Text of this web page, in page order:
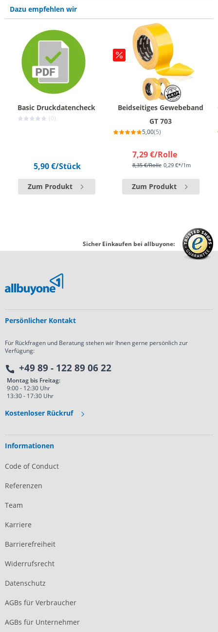
Dazu empfehlen wir
Basic Druckdatencheck
(0)
5,90 €/Stück
Zum Produkt
Beidseitiges Gewebeband
GT 703
5,00(5)
7,29 €/Rolle
8,35 €/Rolle 0,29 €*/1m
Zum Produkt
Sicher Einkaufen bei allbuyone:
Persönlicher Kontakt
Für Rückfragen und Beratung stehen wir Ihnen gerne persönlich zur
Verfügung:
+49 89 - 122 89 06 22
Montag bis Freitag:
9:00 - 12:30 Uhr
13:30 - 17:30 Uhr
Kostenloser Rückruf
Informationen
Code of Conduct
Referenzen
Team
Karriere
Barrierefreiheit
Widerrufsrecht
Datenschutz
AGBs für Verbraucher
AGBs für Unternehmer